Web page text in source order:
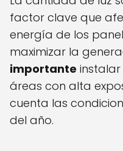
factor clave que
energía de los
maximizar la
importante instalar
áreas con alta
cuenta las
del año.